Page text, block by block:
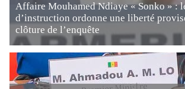
Affaire Mouhamed Ndiaye « Sonko » :
d’instruction ordonne une liberté
clôture de l’enquête